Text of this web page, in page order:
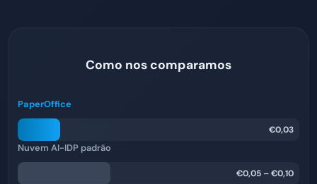
Como nos comparamos
PaperOffice
€0,03
Nuvem AI-IDP padrão
€0,05 –€0,10